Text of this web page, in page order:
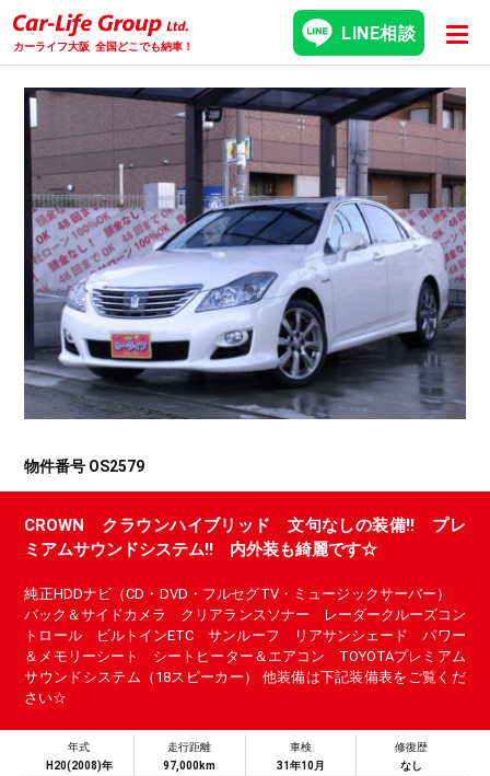
カーライフ大阪 全国どこでも納車！
LINE相談
物件番号 OS2579
CROWN クラウンハイブリッド 文句なしの装備!! プレ
ミアムサウンドシステム!! 内外装も綺麗です☆
純正HDDナビ（CD・DVD・フルセグTV・ミュージックサーバー）
バック＆サイドカメラ クリアランスソナー レーダークルーズコン
トロール ビルトインETC サンルーフ リアサンシェード パワー
＆メモリーシート シートヒーター＆エアコン TOYOTAプレミアム
サウンドシステム（18スピーカー） 他装備は下記装備表をご覧くだ
さい☆
年式
H20(2008)年
走行距離
97,000km
車検
31年10月
修復歴
なし